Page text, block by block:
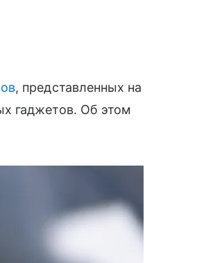
, представленных на
гаджетов. Об этом